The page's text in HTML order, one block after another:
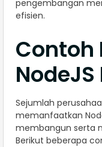
pengembangan
efisien.
Contoh
NodeJS
Sejumlah
memanfaatkan
membangun serta
Berikut beberapa